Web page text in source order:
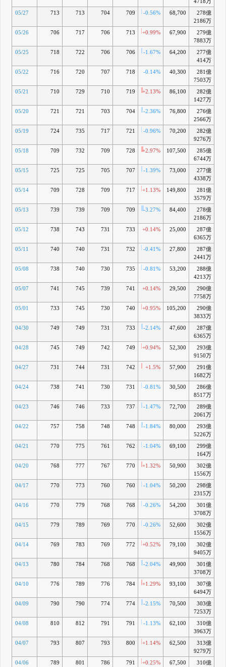
05/27
713 713 704 709 -0.56% 68,700
278億
2186万
05/26 706 717 706 713 +0.99% 67,900
279億
7883万
05/25 718 722 706 706 -1.67% 64,200
277億
414万
05/22 716 720 707 718 -0.14% 40,300
281億
7503万
05/21 710 729 710 719 +2.13% 86,100
282億
1427万
05/20 721 721 703 704 -2.36% 76,800
276億
2566万
05/19 724 735 717 721 -0.96% 70,200
282億
9276万
05/18 709 732 709 728 +2.97% 107,500
285億
6744万
05/15 725 725 705 707 -1.39% 73,000
277億
4338万
05/14 709 728 709 717 +1.13% 149,800
281億
3579万
05/13 739 739 709 709 -3.27% 84,400
278億
2186万
05/12 738 743 731 733 +0.14% 25,000
287億
6365万
05/11 740 740 731 732 -0.41% 27,800
287億
2441万
05/08 738 740 730 735 -0.81% 53,200
288億
4213万
05/07 741 745 739 741 +0.14% 29,500
290億
7758万
05/01 733 745 730 740 +0.95% 105,200
290億
3833万
04/30 749 749 731 733 -2.14% 47,600
287億
6365万
04/28 745 749 742 749 +0.94% 52,300
293億
9150万
04/27 731 744 731 742 +1.5% 57,900
291億
1682万
04/24 738 741 730 731 -0.81% 30,500
286億
8517万
04/23 746 746 733 737 -1.47% 72,700
289億
2061万
04/22 757 758 748 748 -1.84% 80,000
293億
5226万
04/21 770 775 761 762 -1.04% 69,100
299億
164万
04/20 768 777 767 770 +1.32% 50,900
302億
1556万
04/17 770 773 760 760 -1.04% 50,200
298億
2315万
04/16 770 779 768 768 -0.26% 54,200
301億
3708万
04/15 779 789 769 770 -0.26% 52,600
302億
1556万
04/14 769 783 769 772 +0.52% 79,100
302億
9405万
04/13 780 784 768 768 -2.04% 49,900
301億
3708万
04/10 776 789 776 784 +1.29% 93,100
307億
6494万
04/09 790 790 774 774 -2.15% 70,500
303億
7253万
04/08 810 812 791 791 -1.13% 62,100
310億
3963万
04/07 793 807 793 800 +1.14% 62,500
313億
9279万
04/06 789 801 786 791 +0.25% 67,500
310億